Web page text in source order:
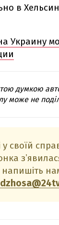
в
Украину
думкою
може не
своїй
напишіть